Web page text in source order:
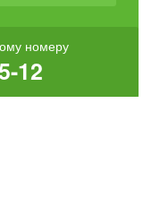
номеру
12